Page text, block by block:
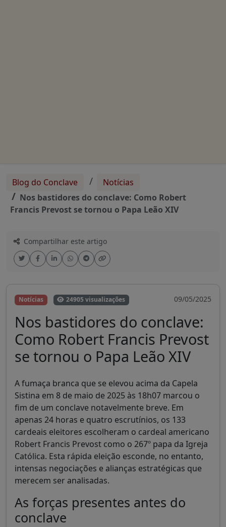
Blog do Conclave
Notícias
Nos bastidores do conclave: Como Robert
Francis Prevost se tornou o Papa Leão XIV
Compartilhar este artigo
Notícias 24905 visualizações 09/05/2025
Nos bastidores do conclave:
Como Robert Francis Prevost
se tornou o Papa Leão XIV
A fumaça branca que se elevou acima da Capela
Sistina em 8 de maio de 2025 às 18h07 marcou o
fim de um conclave notavelmente breve. Em
apenas 24 horas e quatro escrutínios, os 133
cardeais eleitores escolheram o cardeal americano
Robert Francis Prevost como o 267º papa da Igreja
Católica. Esta rápida eleição esconde, no entanto,
intensas negociações e alianças estratégicas que
merecem ser analisadas.
As forças presentes antes do
conclave